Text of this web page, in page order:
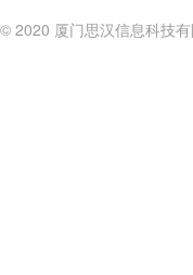
© 2020 厦门思汉信息科技